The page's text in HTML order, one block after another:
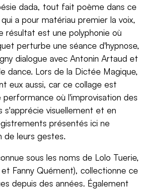
dada, tout fait poème dans ce
a pour matériau premier la voix,
résultat est une polyphonie où
perturbe une séance d'hypnose,
dialogue avec Antonin Artaud et
dance. Lors de la Dictée Magique,
eux aussi, car ce collage est
où l'improvisation des
s'apprécie visuellement et en
présentés ici ne
de leurs gestes.
sous les noms de Lolo Tuerie,
Fanny Quément), collectionne ce
depuis des années. Également